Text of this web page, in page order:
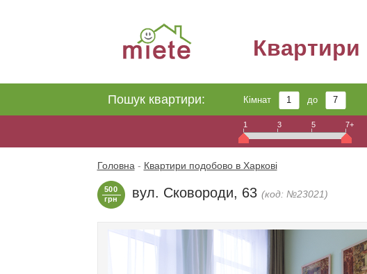
Квартири
Пошук квартири: Кімнат до
1 3 5 7+
Головна - Квартири подобово в Харкові
500
грн
вул. Сковороди, 63 (код: №23021)